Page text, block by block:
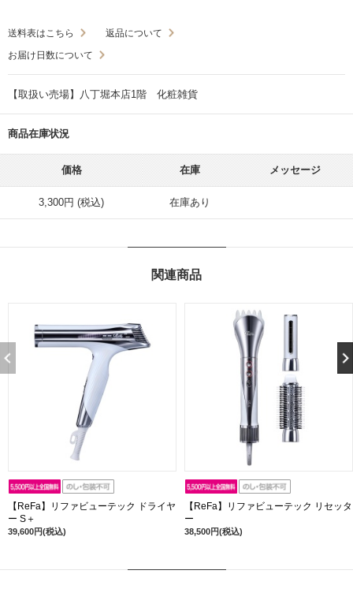
送料表はこちら
返品について
お届け日数について
【取扱い売場】八丁堀本店1階 化粧雑貨
商品在庫状況
価格 在庫 メッセージ
3,300円 (税込) 在庫あり
関連商品
【ReFa】リファビューテック ドライヤ
ー S＋
39,600円(税込)
【ReFa】リファビューテック リセッタ
ー
38,500円(税込)